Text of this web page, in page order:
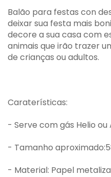
Balão para festas con
deixar sua festa mais
decore a sua casa com
animais que irão trazer
de crianças ou adultos.
Caraterísticas:
- Serve com gás Helio ou
- Tamanho
- Material: Papel